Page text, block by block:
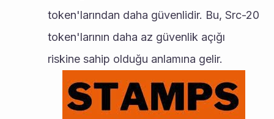
token'larından daha güvenlidir. Bu, Src-20
token'larının daha az güvenlik açığı
riskine sahip olduğu anlamına gelir.